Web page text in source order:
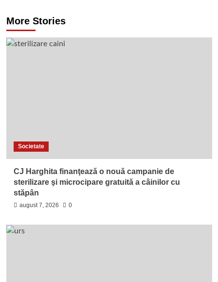
More Stories
Societate
CJ Harghita finanţează o nouă campanie de
sterilizare şi microcipare gratuită a câinilor cu
stăpân
august 7, 2026 0